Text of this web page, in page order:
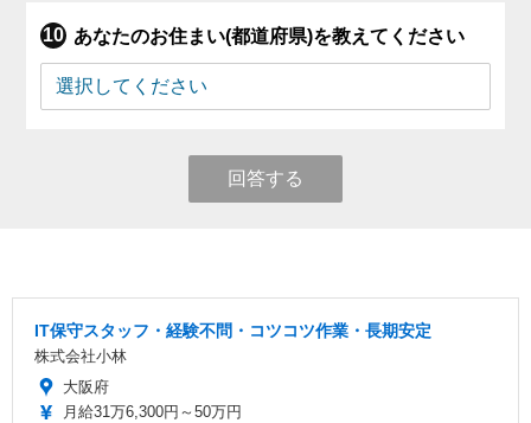
あなたのお住まい(都道府県)を教えてください
回答する
IT保守スタッフ・経験不問・コツコツ作業・長期安定
株式会社小林
大阪府
月給31万6,300円～50万円